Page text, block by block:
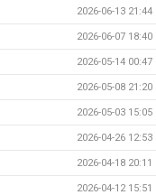
2026-06-13 21:44
2026-06-07 18:40
2026-05-14 00:47
2026-05-08 21:20
2026-05-03 15:05
2026-04-26 12:53
2026-04-18 20:11
2026-04-12 15:51